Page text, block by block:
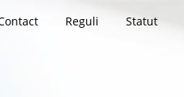
Reguli Statut